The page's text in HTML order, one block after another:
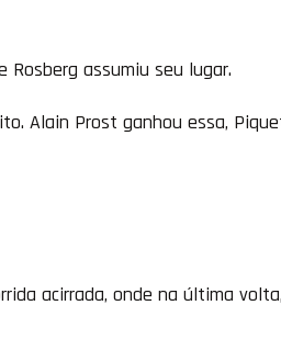
Rosberg assumiu seu lugar.
Alain Prost ganhou essa,
acirrada, onde na última